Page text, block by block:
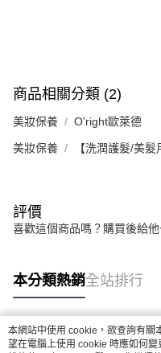
商品相關分類 (2)
美妝保養 O'right歐萊德
美妝保養 【洗潤護髮/美髮
評價
喜歡這個商品嗎？購買後給
本分類熱銷全站排行
熱門標籤
本網站中使用 cookie，欲查詢有關
望在電腦上使用 cookie 時應如何